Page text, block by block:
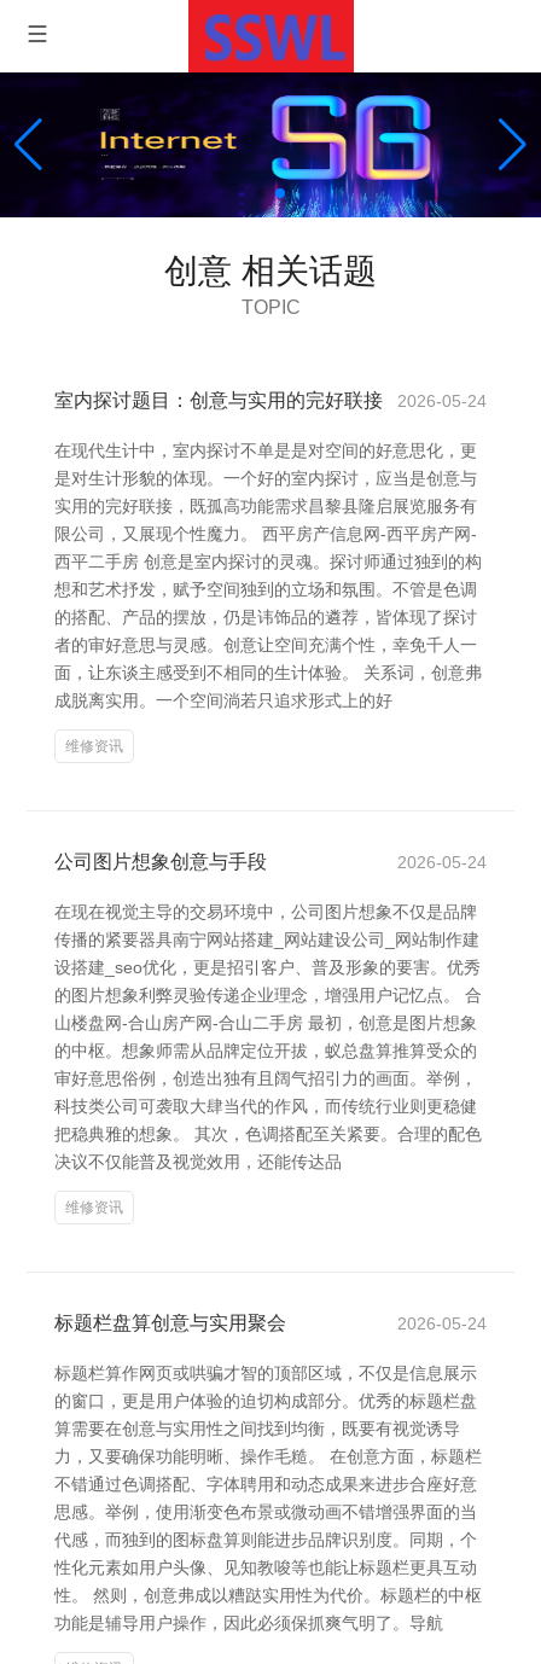
创意 相关话题
TOPIC
室内探讨题目：创意与实用的完好联接 2026-05-24
在现代生计中，室内探讨不单是是对空间的好意思化，更
是对生计形貌的体现。一个好的室内探讨，应当是创意与
实用的完好联接，既孤高功能需求昌黎县隆启展览服务有
限公司，又展现个性魔力。 西平房产信息网-西平房产网-
西平二手房 创意是室内探讨的灵魂。探讨师通过独到的构
想和艺术抒发，赋予空间独到的立场和氛围。不管是色调
的搭配、产品的摆放，仍是讳饰品的遴荐，皆体现了探讨
者的审好意思与灵感。创意让空间充满个性，幸免千人一
面，让东谈主感受到不相同的生计体验。 关系词，创意弗
成脱离实用。一个空间淌若只追求形式上的好
维修资讯
公司图片想象创意与手段 2026-05-24
在现在视觉主导的交易环境中，公司图片想象不仅是品牌
传播的紧要器具南宁网站搭建_网站建设公司_网站制作建
设搭建_seo优化，更是招引客户、普及形象的要害。优秀
的图片想象利弊灵验传递企业理念，增强用户记忆点。 合
山楼盘网-合山房产网-合山二手房 最初，创意是图片想象
的中枢。想象师需从品牌定位开拔，蚁总盘算推算受众的
审好意思俗例，创造出独有且阔气招引力的画面。举例，
科技类公司可袭取大肆当代的作风，而传统行业则更稳健
把稳典雅的想象。 其次，色调搭配至关紧要。合理的配色
决议不仅能普及视觉效用，还能传达品
维修资讯
标题栏盘算创意与实用聚会 2026-05-24
标题栏算作网页或哄骗才智的顶部区域，不仅是信息展示
的窗口，更是用户体验的迫切构成部分。优秀的标题栏盘
算需要在创意与实用性之间找到均衡，既要有视觉诱导
力，又要确保功能明晰、操作毛糙。 在创意方面，标题栏
不错通过色调搭配、字体聘用和动态成果来进步合座好意
思感。举例，使用渐变色布景或微动画不错增强界面的当
代感，而独到的图标盘算则能进步品牌识别度。同期，个
性化元素如用户头像、见知教唆等也能让标题栏更具互动
性。 然则，创意弗成以糟跶实用性为代价。标题栏的中枢
功能是辅导用户操作，因此必须保抓爽气明了。导航